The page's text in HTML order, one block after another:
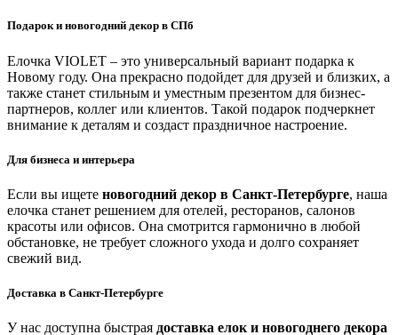
Подарок и новогодний декор в СПб
Елочка VIOLET – это универсальный вариант подарка к
Новому году. Она прекрасно подойдет для друзей и близких, а
также станет стильным и уместным презентом для бизнес-
партнеров, коллег или клиентов. Такой подарок подчеркнет
внимание к деталям и создаст праздничное настроение.
Для бизнеса и интерьера
Если вы ищете новогодний декор в Санкт-Петербурге, наша
елочка станет решением для отелей, ресторанов, салонов
красоты или офисов. Она смотрится гармонично в любой
обстановке, не требует сложного ухода и долго сохраняет
свежий вид.
Доставка в Санкт-Петербурге
У нас доступна быстрая доставка елок и новогоднего декора